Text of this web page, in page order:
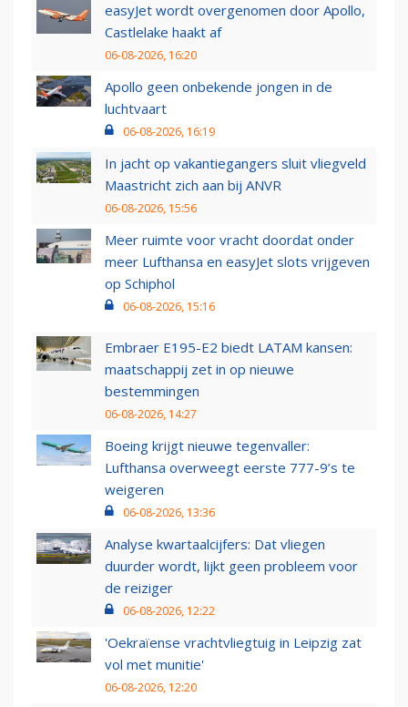
easyJet wordt overgenomen door Apollo,
Castlelake haakt af
06-08-2026, 16:20
Apollo geen onbekende jongen in de
luchtvaart
06-08-2026, 16:19
In jacht op vakantiegangers sluit vliegveld
Maastricht zich aan bij ANVR
06-08-2026, 15:56
Meer ruimte voor vracht doordat onder
meer Lufthansa en easyJet slots vrijgeven
op Schiphol
06-08-2026, 15:16
Embraer E195-E2 biedt LATAM kansen:
maatschappij zet in op nieuwe
bestemmingen
06-08-2026, 14:27
Boeing krijgt nieuwe tegenvaller:
Lufthansa overweegt eerste 777-9’s te
weigeren
06-08-2026, 13:36
Analyse kwartaalcijfers: Dat vliegen
duurder wordt, lijkt geen probleem voor
de reiziger
06-08-2026, 12:22
'Oekraïense vrachtvliegtuig in Leipzig zat
vol met munitie'
06-08-2026, 12:20